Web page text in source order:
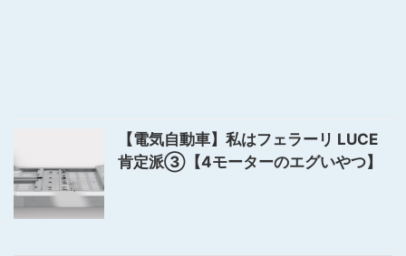
【電気自動車】私はフェラーリ LUCE
肯定派③【4モーターのエグいやつ】